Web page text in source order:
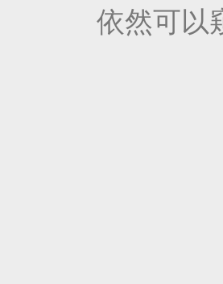
依然可以